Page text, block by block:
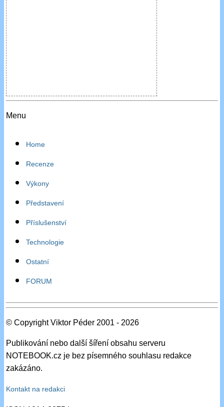
Menu
Home
Recenze
Výkony
Představení
Příslušenství
Technologie
Ostatní
FORUM
© Copyright Viktor Péder 2001 - 2026
Publikování nebo další šíření obsahu serveru
NOTEBOOK.cz je bez písemného souhlasu redakce
zakázáno.
Kontakt na redakci